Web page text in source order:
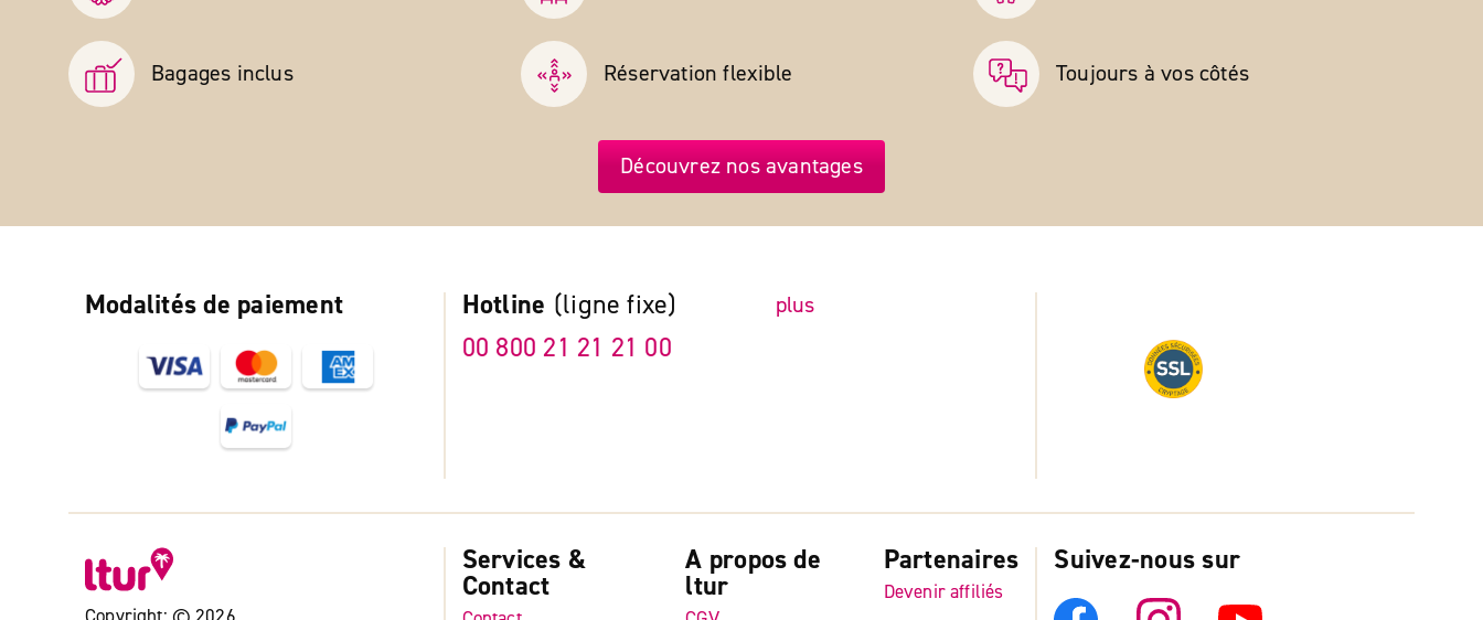
Bagages inclus Réservation flexible Toujours à vos côtés
Découvrez nos avantages
Modalités de paiement Hotline (ligne fixe) plus
00 800 21 21 21 00
Services &
Contact
A propos de
ltur
Partenaires
Devenir affiliés
Suivez-nous sur